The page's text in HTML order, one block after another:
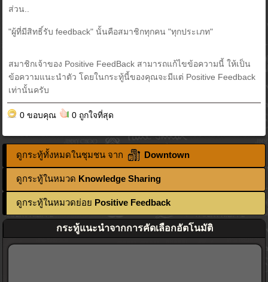
ส่วน..
"ผู้ที่มีสิทธิ์รับ feedback" นั้นคือสมาชิกทุกคน "ทุกประเภท"
สมาชิกเจ้าของ Positive FeedBack สามารถแก้ไขข้อความนี้ ให้เป็น
ข้อความแนะนำตัว โดยในกระทู้นี้ของคุณจะมีแต่ Positive Feedback
เท่านั้นครับ
0 ขอบคุณ 0 ถูกใจที่สุด
ดูกระทู้ทั้งหมดในชุมชน จาก Downtown
ดูกระทู้ในหมวด Knowledge Sharing
ดูกระทู้ในหมวดย่อย Positive Feedback
กระทู้แนะนำจากการคัดเลือกอัตโนมัติ